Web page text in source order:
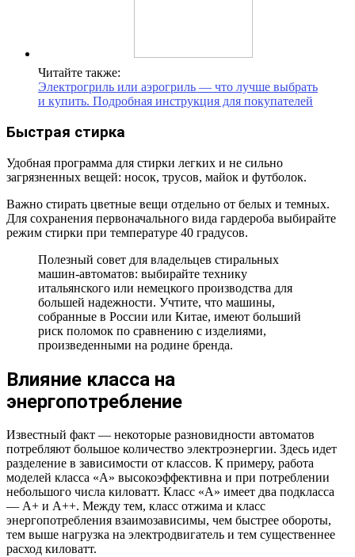
Читайте также:
Электрогриль или аэрогриль — что лучше выбрать
и купить. Подробная инструкция для покупателей
Быстрая стирка
Удобная программа для стирки легких и не сильно
загрязненных вещей: носок, трусов, майок и футболок.
Важно стирать цветные вещи отдельно от белых и темных.
Для сохранения первоначального вида гардероба выбирайте
режим стирки при температуре 40 градусов.
Полезный совет для владельцев стиральных
машин-автоматов: выбирайте технику
итальянского или немецкого производства для
большей надежности. Учтите, что машины,
собранные в России или Китае, имеют больший
риск поломок по сравнению с изделиями,
произведенными на родине бренда.
Влияние класса на
энергопотребление
Известный факт — некоторые разновидности автоматов
потребляют большое количество электроэнергии. Здесь идет
разделение в зависимости от классов. К примеру, работа
моделей класса «А» высокоэффективна и при потреблении
небольшого числа киловатт. Класс «А» имеет два подкласса
— А+ и А++. Между тем, класс отжима и класс
энергопотребления взаимозависимы, чем быстрее обороты,
тем выше нагрузка на электродвигатель и тем существеннее
расход киловатт.